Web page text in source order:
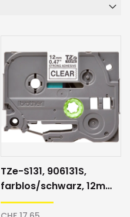
TZe-S131, 906131S,
farblos/schwarz, 12mm,
Schriftband